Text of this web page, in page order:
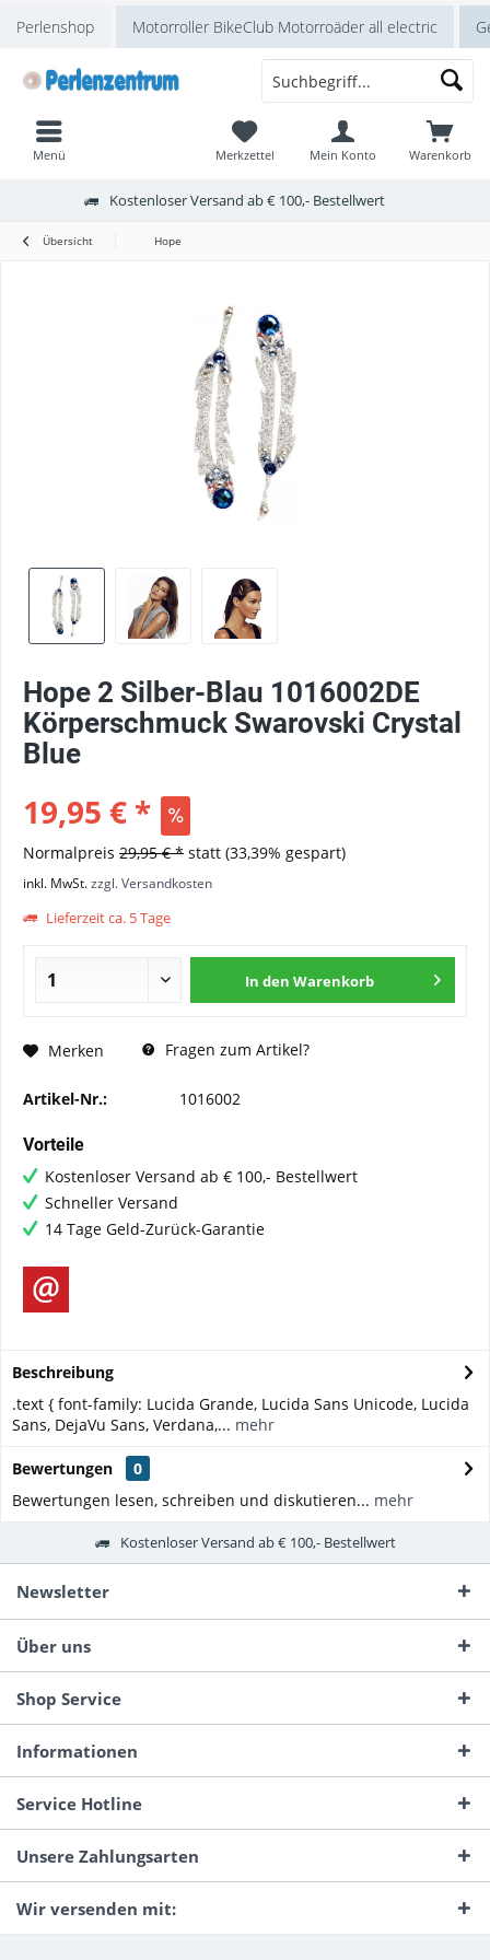
Perlenshop Motorroller BikeClub Motorroäder all electric
Kostenloser Versand ab € 100,- Bestellwert
Warenkorb
Merkzettel Mein Konto
Menü
Übersicht Hope
Hope 2 Silber-Blau 1016002DE
Körperschmuck Swarovski Crystal
Blue
19,95 € *
Normalpreis 29,95 € * statt (33,39% gespart)
inkl. MwSt.zzgl. Versandkosten
Lieferzeit ca. 5 Tage
In den Warenkorb
Merken Fragen zum Artikel?
Artikel-Nr.: 1016002
Vorteile
Kostenloser Versand ab € 100,- Bestellwert
Schneller Versand
14 Tage Geld-Zurück-Garantie
Beschreibung
.text { font-family: Lucida Grande, Lucida Sans Unicode, Lucida
Sans, DejaVu Sans, Verdana,... mehr
Bewertungen
0
Bewertungen lesen, schreiben und diskutieren... mehr
Kostenloser Versand ab € 100,- Bestellwert
Newsletter
Über uns
Shop Service
Informationen
Service Hotline
Unsere Zahlungsarten
Wir versenden mit: